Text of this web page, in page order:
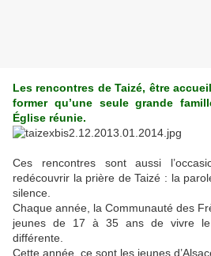
Les rencontres de Taizé, être
former qu’une seule grande
Église réunie.
Ces rencontres sont aussi
redécouvrir la prière de Taizé : la
silence.
Chaque année, la Communauté des
jeunes de 17 à 35 ans de vivre le
différente.
Cette année, ce sont les jeunes